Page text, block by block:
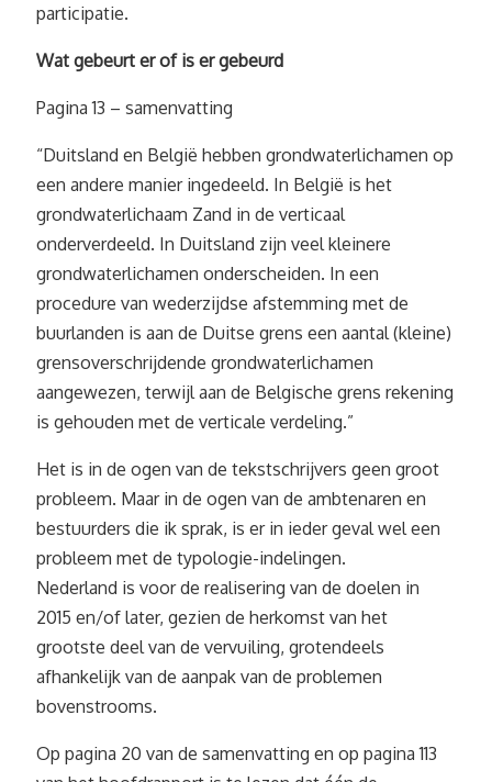
participatie.
Wat gebeurt er of is er gebeurd
Pagina 13 – samenvatting
“Duitsland en België hebben grondwaterlichamen op
een andere manier ingedeeld. In België is het
grondwaterlichaam Zand in de verticaal
onderverdeeld. In Duitsland zijn veel kleinere
grondwaterlichamen onderscheiden. In een
procedure van wederzijdse afstemming met de
buurlanden is aan de Duitse grens een aantal (kleine)
grensoverschrijdende grondwaterlichamen
aangewezen, terwijl aan de Belgische grens rekening
is gehouden met de verticale verdeling.”
Het is in de ogen van de tekstschrijvers geen groot
probleem. Maar in de ogen van de ambtenaren en
bestuurders die ik sprak, is er in ieder geval wel een
probleem met de typologie-indelingen.
Nederland is voor de realisering van de doelen in
2015 en/of later, gezien de herkomst van het
grootste deel van de vervuiling, grotendeels
afhankelijk van de aanpak van de problemen
bovenstrooms.
Op pagina 20 van de samenvatting en op pagina 113